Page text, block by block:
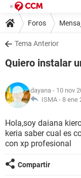
Foros
Tema Anterior
Quiero instalar
dayana - 10 nov
ISMA - 8 ene
Hola,soy daiana
keria saber cual es
con xp profesional
Compartir